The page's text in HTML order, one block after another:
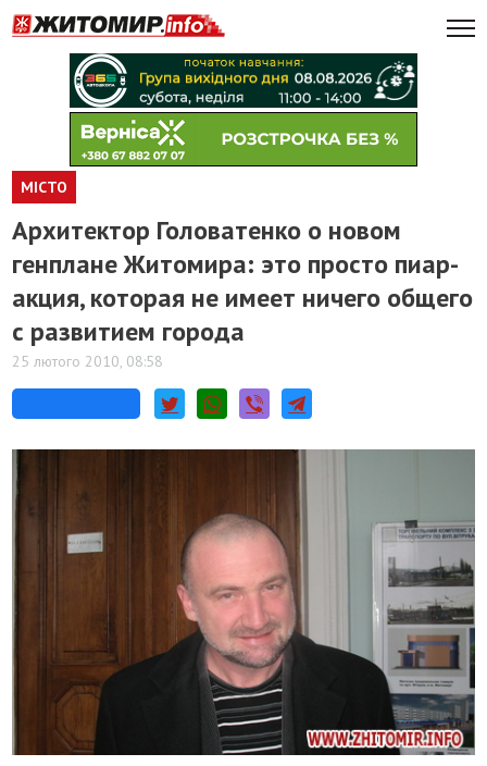
МІСТО
Архитектор Головатенко о новом
генплане Житомира: это просто пиар-
акция, которая не имеет ничего общего
с развитием города
25 лютого 2010, 08:58